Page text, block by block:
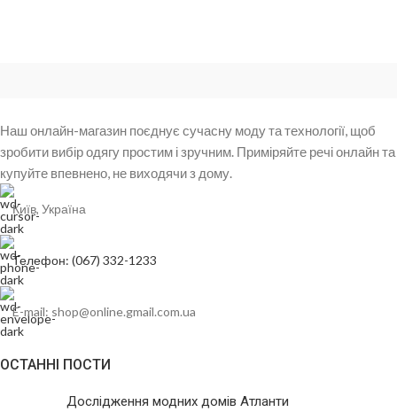
Наш онлайн-магазин поєднує сучасну моду та технології, щоб
зробити вибір одягу простим і зручним. Приміряйте речі онлайн та
купуйте впевнено, не виходячи з дому.
Київ, Україна
Телефон: (067) 332-1233
E-mail: shop@online.gmail.com.ua
ОСТАННІ ПОСТИ
Дослідження модних домів Атланти